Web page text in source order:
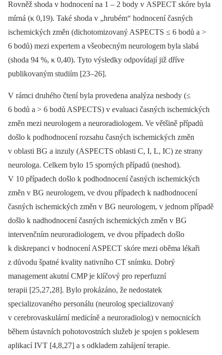
Rovněž shoda v hodnocení na 1 –⁠ 2 body v ASPECT skóre byla
mírná (κ 0,19). Také shoda v „hrubém“ hodnocení časných
ischemických změn (dichotomizovaný ASPECTS ≤ 6 bodů a >
6 bodů) mezi expertem a všeobecným neurologem byla slabá
(shoda 94 %, κ 0,40). Tyto výsledky odpovídají již dříve
publikovaným studiím [23–26].
V rámci druhého čtení byla provedena analýza neshody (≤
6 bodů a > 6 bodů ASPECTS) v evaluaci časných ischemických
změn mezi neurologem a neuroradiologem. Ve většině případů
došlo k podhodnocení rozsahu časných ischemických změn
v oblasti BG a inzuly (ASPECTS oblasti C, I, L, IC) ze strany
neurologa. Celkem bylo 15 sporných případů (neshod).
V 10 případech došlo k podhodnocení časných ischemických
změn v BG neurologem, ve dvou případech k nadhodnocení
časných ischemických změn v BG neurologem, v jednom případě
došlo k nadhodnocení časných ischemických změn v BG
intervenčním neuroradiologem, ve dvou případech došlo
k diskrepanci v hodnocení ASPECT skóre mezi oběma lékaři
z důvodu špatné kvality nativního CT snímku. Dobrý
management akutní CMP je klíčový pro reperfuzní
terapii [25,27,28]. Bylo prokázáno, že nedostatek
specializovaného personálu (neurolog specializovaný
v cerebrovaskulární medicíně a neuroradiolog) v nemocnicích
během ústavních pohotovostních služeb je spojen s poklesem
aplikací IVT [4,8,27] a s odkladem zahájení terapie.